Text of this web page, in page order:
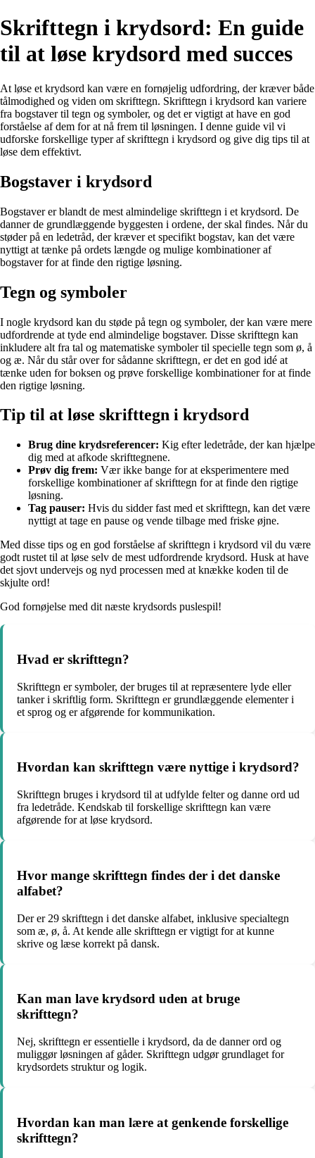
Skrifttegn i krydsord: En guide
til at løse krydsord med succes
At løse et krydsord kan være en fornøjelig udfordring, der kræver både
tålmodighed og viden om skrifttegn. Skrifttegn i krydsord kan variere
fra bogstaver til tegn og symboler, og det er vigtigt at have en god
forståelse af dem for at nå frem til løsningen. I denne guide vil vi
udforske forskellige typer af skrifttegn i krydsord og give dig tips til at
løse dem effektivt.
Bogstaver i krydsord
Bogstaver er blandt de mest almindelige skrifttegn i et krydsord. De
danner de grundlæggende byggesten i ordene, der skal findes. Når du
støder på en ledetråd, der kræver et specifikt bogstav, kan det være
nyttigt at tænke på ordets længde og mulige kombinationer af
bogstaver for at finde den rigtige løsning.
Tegn og symboler
I nogle krydsord kan du støde på tegn og symboler, der kan være mere
udfordrende at tyde end almindelige bogstaver. Disse skrifttegn kan
inkludere alt fra tal og matematiske symboler til specielle tegn som ø, å
og æ. Når du står over for sådanne skrifttegn, er det en god idé at
tænke uden for boksen og prøve forskellige kombinationer for at finde
den rigtige løsning.
Tip til at løse skrifttegn i krydsord
Brug dine krydsreferencer: Kig efter ledetråde, der kan hjælpe
dig med at afkode skrifttegnene.
Prøv dig frem: Vær ikke bange for at eksperimentere med
forskellige kombinationer af skrifttegn for at finde den rigtige
løsning.
Tag pauser: Hvis du sidder fast med et skrifttegn, kan det være
nyttigt at tage en pause og vende tilbage med friske øjne.
Med disse tips og en god forståelse af skrifttegn i krydsord vil du være
godt rustet til at løse selv de mest udfordrende krydsord. Husk at have
det sjovt undervejs og nyd processen med at knække koden til de
skjulte ord!
God fornøjelse med dit næste krydsords puslespil!
Hvad er skrifttegn?
Skrifttegn er symboler, der bruges til at repræsentere lyde eller
tanker i skriftlig form. Skrifttegn er grundlæggende elementer i
et sprog og er afgørende for kommunikation.
Hvordan kan skrifttegn være nyttige i krydsord?
Skrifttegn bruges i krydsord til at udfylde felter og danne ord ud
fra ledetråde. Kendskab til forskellige skrifttegn kan være
afgørende for at løse krydsord.
Hvor mange skrifttegn findes der i det danske
alfabet?
Der er 29 skrifttegn i det danske alfabet, inklusive specialtegn
som æ, ø, å. At kende alle skrifttegn er vigtigt for at kunne
skrive og læse korrekt på dansk.
Kan man lave krydsord uden at bruge
skrifttegn?
Nej, skrifttegn er essentielle i krydsord, da de danner ord og
muliggør løsningen af gåder. Skrifttegn udgør grundlaget for
krydsordets struktur og logik.
Hvordan kan man lære at genkende forskellige
skrifttegn?